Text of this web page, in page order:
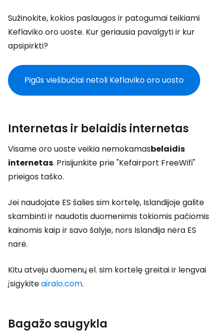
Sužinokite, kokios paslaugos ir patogumai teikiami
Keflaviko oro uoste. Kur geriausia pavalgyti ir kur
apsipirkti?
Pigūs viešbučiai netoli Keflaviko oro uosto
Internetas ir belaidis internetas
Visame oro uoste veikia nemokamasbelaidis
internetas. Prisijunkite prie "Kefairport FreeWifi"
prieigos taško.
Jei naudojate ES šalies sim kortelę, Islandijoje galite
skambinti ir naudotis duomenimis tokiomis pačiomis
kainomis kaip ir savo šalyje, nors Islandija nėra ES
narė.
Kitu atveju duomenų el. sim kortelę greitai ir lengvai
įsigykiteairalo.com.
Bagažo saugykla